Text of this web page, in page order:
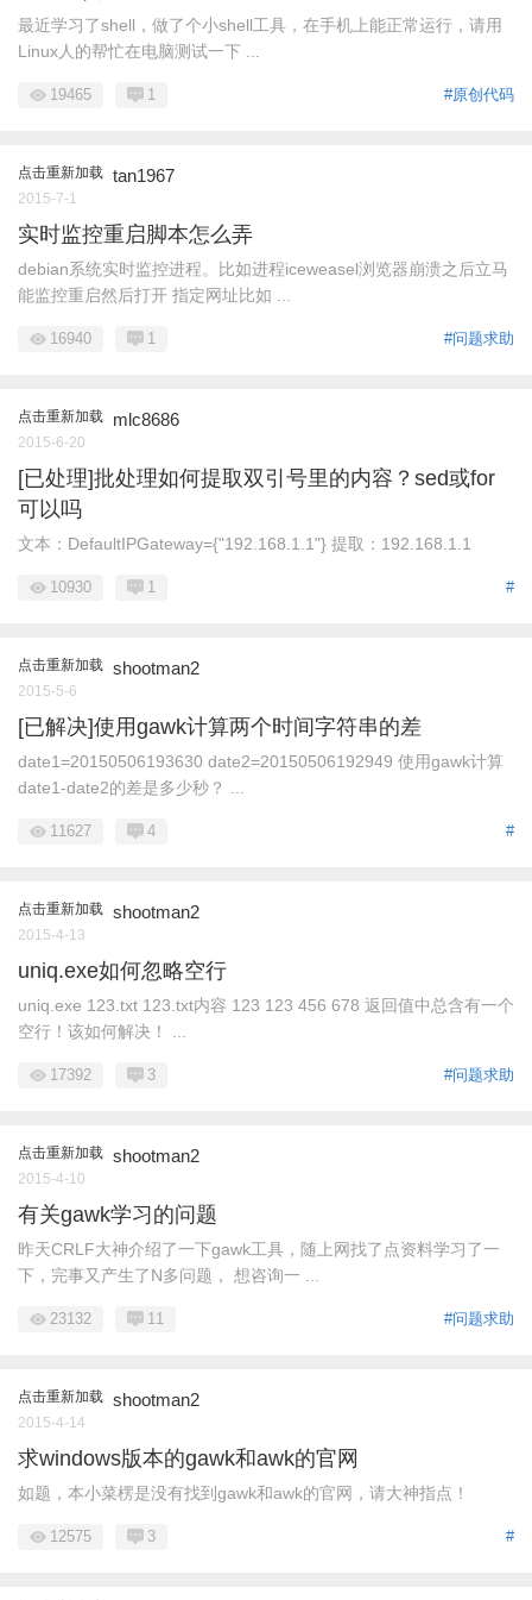
最近学习了shell，做了个小shell工具，在手机上能正常运行，请用
Linux人的帮忙在电脑测试一下 ...
#原创代码
19465 1
点击重新加载 tan1967
2015-7-1
实时监控重启脚本怎么弄
debian系统实时监控进程。比如进程iceweasel浏览器崩溃之后立马
能监控重启然后打开 指定网址比如 ...
#问题求助
16940 1
点击重新加载 mlc8686
2015-6-20
[已处理]批处理如何提取双引号里的内容？sed或for
可以吗
文本：DefaultIPGateway={"192.168.1.1"} 提取：192.168.1.1
#
10930 1
点击重新加载 shootman2
2015-5-6
[已解决]使用gawk计算两个时间字符串的差
date1=20150506193630 date2=20150506192949 使用gawk计算
date1-date2的差是多少秒？ ...
#
11627 4
点击重新加载 shootman2
2015-4-13
uniq.exe如何忽略空行
uniq.exe 123.txt 123.txt内容 123 123 456 678 返回值中总含有一个
空行！该如何解决！ ...
#问题求助
17392 3
点击重新加载 shootman2
2015-4-10
有关gawk学习的问题
昨天CRLF大神介绍了一下gawk工具，随上网找了点资料学习了一
下，完事又产生了N多问题， 想咨询一 ...
#问题求助
23132 11
点击重新加载 shootman2
2015-4-14
求windows版本的gawk和awk的官网
如题，本小菜楞是没有找到gawk和awk的官网，请大神指点！
#
12575 3